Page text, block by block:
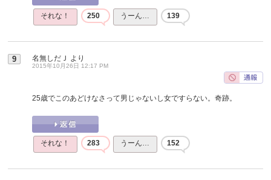
それな！ 250 うーん… 139
9 名無しだＪ より
2015年10月26日 12:17 PM
25歳でこのあどけなさって男じゃないし女ですらない。奇跡。
それな！ 283 うーん… 152